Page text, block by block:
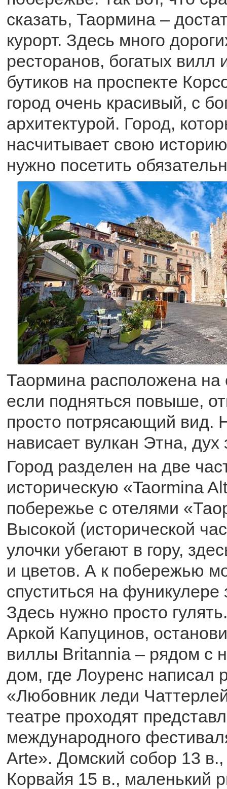
сказать, Таормина –
курорт. Здесь много
ресторанов, богатых вилл
бутиков на проспекте
город очень красивый, с
архитектурой. Город,
насчитывает свою
нужно посетить
Таормина расположена на
если подняться повыше,
просто потрясающий вид.
нависает вулкан Этна, дух
Город разделен на две
историческую «Taormina
побережье с отелями
Высокой (исторической
улочки убегают в гору,
и цветов. А к побережью
спуститься на фуникулере
Здесь нужно просто
Аркой Капуцинов,
виллы Britannia – рядом с
дом, где Лоуренс написал
«Любовник леди
театре проходят
международного
Arte». Домский собор 13
Корвайя 15 в., маленький